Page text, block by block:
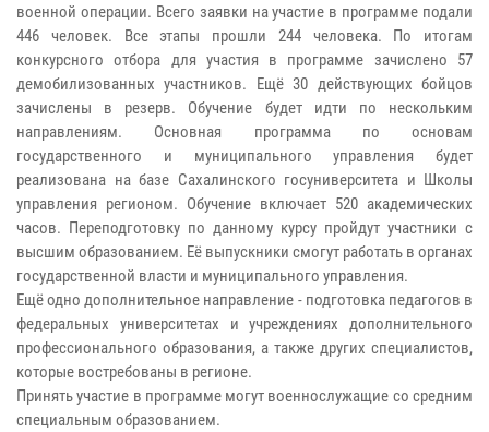
военной операции. Всего заявки на участие в программе подали
446 человек. Все этапы прошли 244 человека. По итогам
конкурсного отбора для участия в программе зачислено 57
демобилизованных участников. Ещё 30 действующих бойцов
зачислены в резерв. Обучение будет идти по нескольким
направлениям. Основная программа по основам
государственного и муниципального управления будет
реализована на базе Сахалинского госуниверситета и Школы
управления регионом. Обучение включает 520 академических
часов. Переподготовку по данному курсу пройдут участники с
высшим образованием. Её выпускники смогут работать в органах
государственной власти и муниципального управления.
Ещё одно дополнительное направление - подготовка педагогов в
федеральных университетах и учреждениях дополнительного
профессионального образования, а также других специалистов,
которые востребованы в регионе.
Принять участие в программе могут военнослужащие со средним
специальным образованием.